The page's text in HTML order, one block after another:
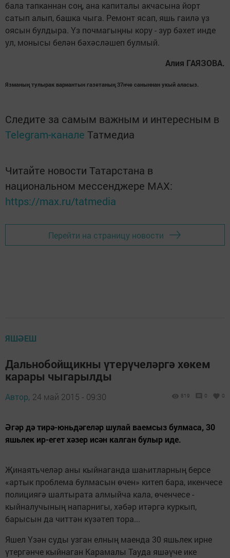
бала тапканнан соң, ана капиталы акчасына йорт
сатып алып, башка чыга. Ремонт ясап, яшь гаилә үз
оясын булдыра. Үз почмагыңны кору - зур бәхет инде
ул, монысы белән бәхәсләшеп булмый.
Алия ГАЯЗОВА.
Язманың тулырак вариантын газетаның 37нче саныннан укый аласыз.
Следите за самым важным и интересным в
Telegram-канале Татмедиа
Читайте новости Татарстана в
национальном мессенджере MАХ:
https://max.ru/tatmedia
Перейти на страницу новости
ЯШӘЕШ
Дальнобойщикны үтерүчеләргә хөкем
карары чыгарылды
Автор, 24 май 2015 - 09:30 819 0 0
Әгәр дә тирә-юньдәгеләр шулай ваемсыз булмаса, 30
яшьлек ир-егет хәзер исән калган булыр иде.
Җинаятьчеләр аны кыйнаганда шаһитларның берсе
«артык проблема булмасын өчен» китеп бара, икенчесе
полициягә шалтырата алмыйча кала, өченчесе -
кыйналучының напарнигы, хәбәр итәргә куркып,
барысын да читтән күзәтеп тора...
Яшел Үзән суды узган елның маенда 30 яшьлек ирне
үтергәнче кыйнаган Карамалы Тауда яшәүче ике